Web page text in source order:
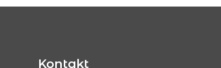
Kontakt